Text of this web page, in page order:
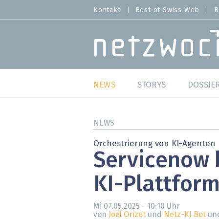
zum
MENU
Kontakt Best of Swiss Web
MAIN NAVIGATION
NEWS
Studien
Meinungen
Hands-on
STORYS
Best
SAP
NEWS
Orchestrierung von KI-Agenten
Servicenow
KI-
Mi 07.05.2025 - 10:10 Uhr
von Joël Orizet und Netz-KI Bot